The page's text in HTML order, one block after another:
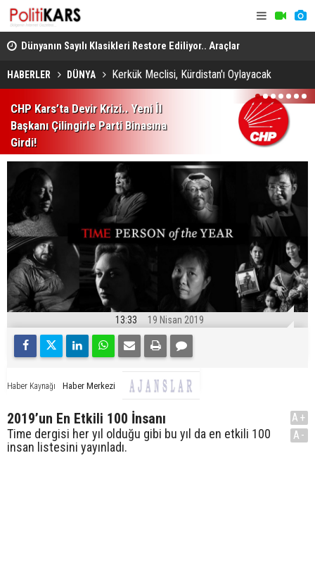
Dünyanın Sayılı Klasikleri Restore Ediliyor.. Araçlar
Yeniden Yollara Dönüyor! Kalan Tren
HABERLER DÜNYA Kerkük Meclisi, Kürdistan'ı Oylayacak
CHP Kars’ta Devir Krizi.. Yeni İl
Başkanı Çilingirle Parti Binasına
Girdi!
1 2 3 4 5 6 7
13:33 19 Nisan 2019
Haber Kaynağı Haber Merkezi
2019’un En Etkili 100 İnsanı
Time dergisi her yıl olduğu gibi bu yıl da en etkili 100
insan listesini yayınladı.
A+
A-